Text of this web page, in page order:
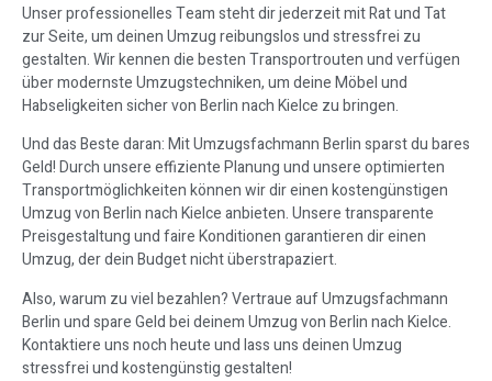
Unser professionelles Team steht dir jederzeit mit Rat und Tat
zur Seite, um deinen Umzug reibungslos und stressfrei zu
gestalten. Wir kennen die besten Transportrouten und verfügen
über modernste Umzugstechniken, um deine Möbel und
Habseligkeiten sicher von Berlin nach Kielce zu bringen.
Und das Beste daran: Mit Umzugsfachmann Berlin sparst du bares
Geld! Durch unsere effiziente Planung und unsere optimierten
Transportmöglichkeiten können wir dir einen kostengünstigen
Umzug von Berlin nach Kielce anbieten. Unsere transparente
Preisgestaltung und faire Konditionen garantieren dir einen
Umzug, der dein Budget nicht überstrapaziert.
Also, warum zu viel bezahlen? Vertraue auf Umzugsfachmann
Berlin und spare Geld bei deinem Umzug von Berlin nach Kielce.
Kontaktiere uns noch heute und lass uns deinen Umzug
stressfrei und kostengünstig gestalten!